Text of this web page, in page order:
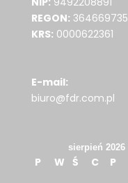
REGON: 364669735
KRS: 0000622361
E-mail:
biuro@fdr.com.pl
sierpień 2026
P W Ś C P